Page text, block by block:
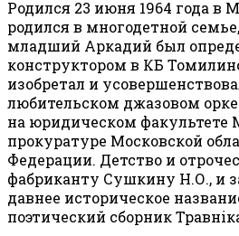
Родился 23 июня 1964 года
родился в многодетной
младший Аркадий был
конструктором в КБ
изобретал и
любительском джазовом
на юридическом факультете
прокуратуре Московской
Федерации. Детство и
фабриканту Сушкину Н.О., и
давнее историческое
поэтический сборник